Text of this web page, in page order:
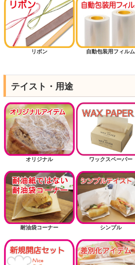
リボン 自動包装用フィルム
テイスト・用途
オリジナル ワックスペーパー
耐油袋コーナー シンプル